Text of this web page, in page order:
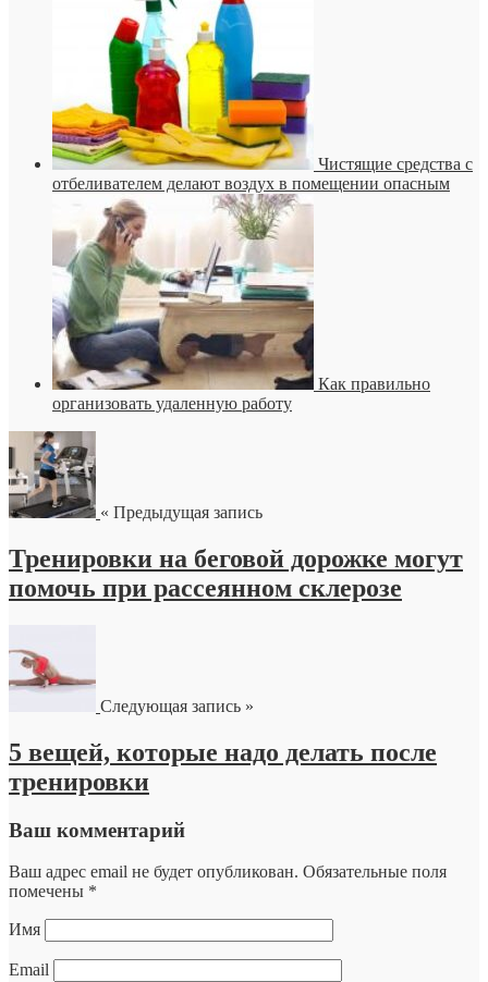
Чистящие средства с
отбеливателем делают воздух в помещении опасным
Как правильно
организовать удаленную работу
« Предыдущая запись
Тренировки на беговой дорожке могут
помочь при рассеянном склерозе
Следующая запись »
5 вещей, которые надо делать после
тренировки
Ваш комментарий
Ваш адрес email не будет опубликован. Обязательные поля
помечены *
Имя
Email